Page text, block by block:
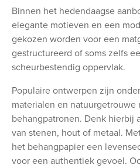
Binnen het hedendaagse
elegante motieven en een
gekozen worden voor een
gestructureerd of soms zelfs
scheurbestendig oppervlak.
Populaire ontwerpen zijn
materialen en
behangpatronen. Denk hierbij
van stenen, hout of metaal.
het behangpapier een
voor een authentiek gevoel.